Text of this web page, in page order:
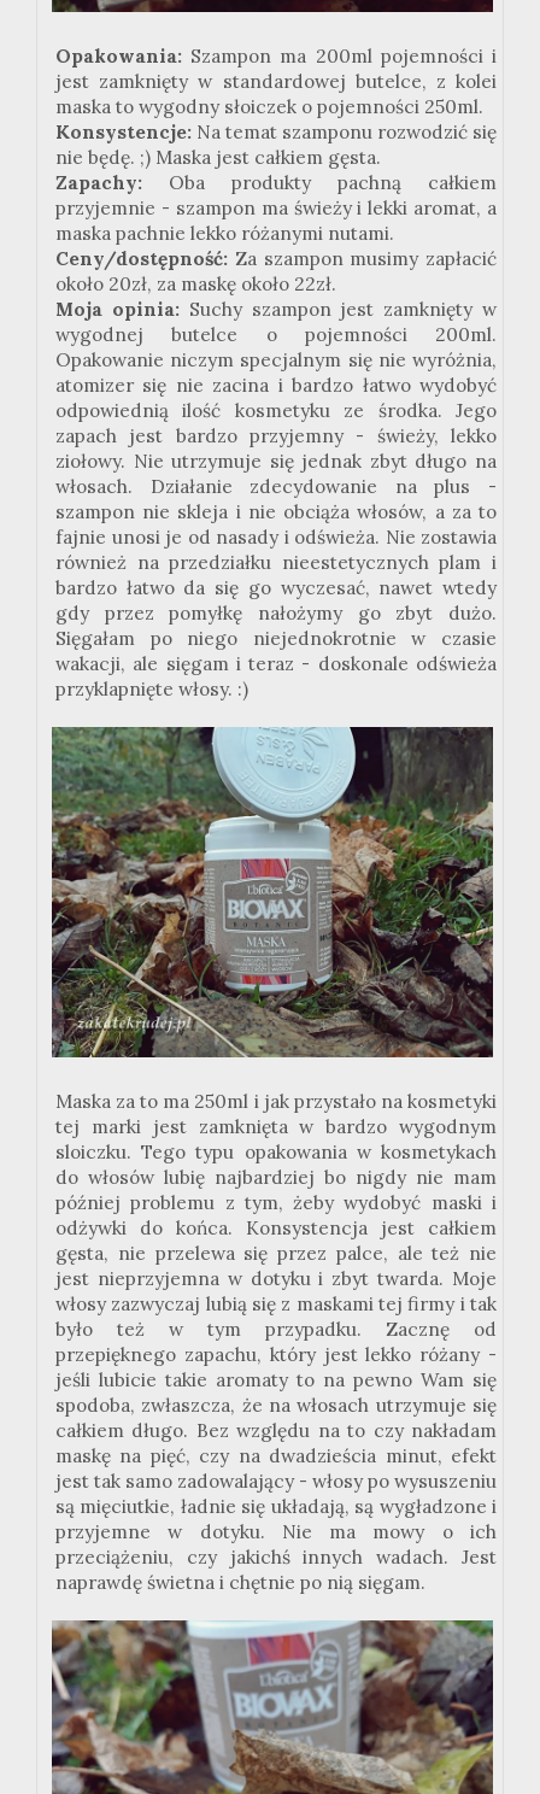
Opakowania: Szampon ma 200ml pojemności i
jest zamknięty w standardowej butelce, z kolei
maska to wygodny słoiczek o pojemności 250ml.
Konsystencje: Na temat szamponu rozwodzić się
nie będę. ;) Maska jest całkiem gęsta.
Zapachy: Oba produkty pachną całkiem
przyjemnie - szampon ma świeży i lekki aromat, a
maska pachnie lekko różanymi nutami.
Ceny/dostępność: Za szampon musimy zapłacić
około 20zł, za maskę około 22zł.
Moja opinia: Suchy szampon jest zamknięty w
wygodnej butelce o pojemności 200ml.
Opakowanie niczym specjalnym się nie wyróżnia,
atomizer się nie zacina i bardzo łatwo wydobyć
odpowiednią ilość kosmetyku ze środka. Jego
zapach jest bardzo przyjemny - świeży, lekko
ziołowy. Nie utrzymuje się jednak zbyt długo na
włosach. Działanie zdecydowanie na plus -
szampon nie skleja i nie obciąża włosów, a za to
fajnie unosi je od nasady i odświeża. Nie zostawia
również na przedziałku nieestetycznych plam i
bardzo łatwo da się go wyczesać, nawet wtedy
gdy przez pomyłkę nałożymy go zbyt dużo.
Sięgałam po niego niejednokrotnie w czasie
wakacji, ale sięgam i teraz - doskonale odświeża
przyklapnięte włosy. :)
Maska za to ma 250ml i jak przystało na kosmetyki
tej marki jest zamknięta w bardzo wygodnym
sloiczku. Tego typu opakowania w kosmetykach
do włosów lubię najbardziej bo nigdy nie mam
później problemu z tym, żeby wydobyć maski i
odżywki do końca. Konsystencja jest całkiem
gęsta, nie przelewa się przez palce, ale też nie
jest nieprzyjemna w dotyku i zbyt twarda. Moje
włosy zazwyczaj lubią się z maskami tej firmy i tak
było też w tym przypadku. Zacznę od
przepięknego zapachu, który jest lekko różany -
jeśli lubicie takie aromaty to na pewno Wam się
spodoba, zwłaszcza, że na włosach utrzymuje się
całkiem długo. Bez względu na to czy nakładam
maskę na pięć, czy na dwadzieścia minut, efekt
jest tak samo zadowalający - włosy po wysuszeniu
są mięciutkie, ładnie się układają, są wygładzone i
przyjemne w dotyku. Nie ma mowy o ich
przeciążeniu, czy jakichś innych wadach. Jest
naprawdę świetna i chętnie po nią sięgam.